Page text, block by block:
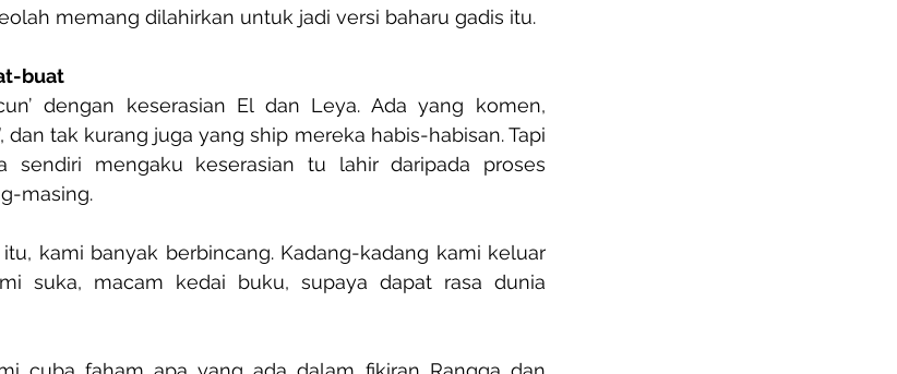
memang dilahirkan untuk jadi versi baharu gadis itu.
buat
dengan keserasian El dan Leya. Ada yang komen,
dan tak kurang juga yang ship mereka habis-habisan. Tapi
mengaku keserasian tu lahir daripada proses
masing.
kami banyak berbincang. Kadang-kadang kami keluar
suka, macam kedai buku, supaya dapat rasa dunia